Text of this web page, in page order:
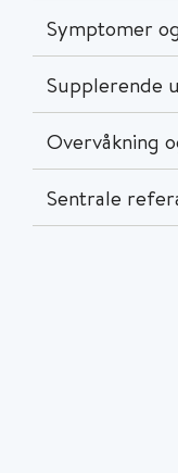
Symptomer
Supplerende
Overvåkning
Sentrale